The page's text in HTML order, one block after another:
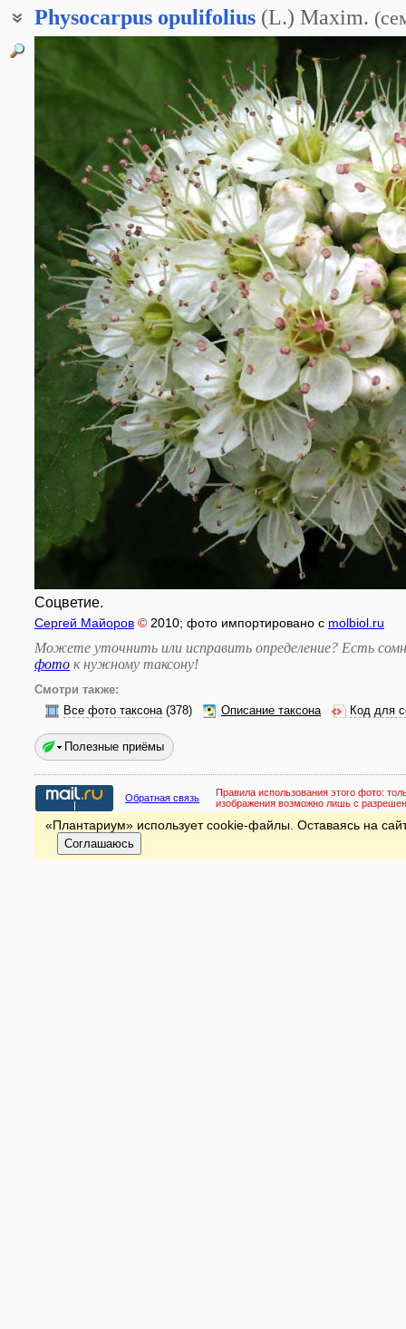
Physocarpus opulifolius (L.) Maxim. (
Соцветие.
Сергей Майоров © 2010; фото импортировано с molbiol.ru
Можете уточнить или исправить определение? Есть
фото к нужному таксону!
Смотри также:
Все фото таксона(378) Описание таксона Код для
Полезные приёмы
Обратная связь Правила использования этого фото:
изображения возможно лишь с
«Плантариум» использует cookie-файлы. Оставаясь на
Соглашаюсь